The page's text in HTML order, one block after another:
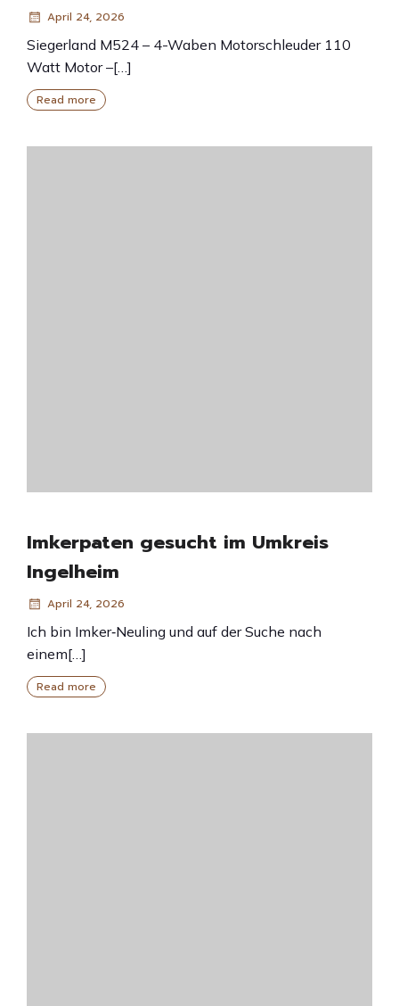
April 24, 2026
Siegerland M524 – 4-Waben Motorschleuder 110
Watt Motor –[…]
Read more
Imkerpaten gesucht im Umkreis
Ingelheim
April 24, 2026
Ich bin Imker‑Neuling und auf der Suche nach
einem[…]
Read more